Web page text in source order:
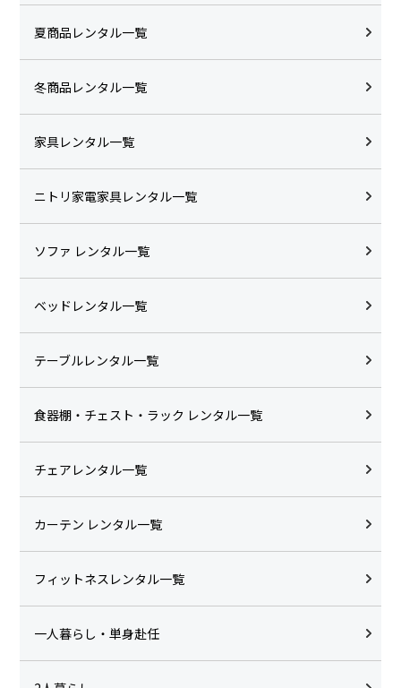
夏商品レンタル一覧
冬商品レンタル一覧
家具レンタル一覧
ニトリ家電家具レンタル一覧
ソファ レンタル一覧
ベッドレンタル一覧
テーブルレンタル一覧
食器棚・チェスト・ラック レンタル一覧
チェアレンタル一覧
カーテン レンタル一覧
フィットネスレンタル一覧
一人暮らし・単身赴任